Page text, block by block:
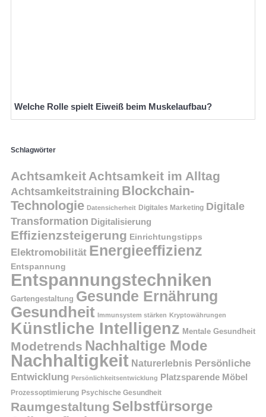
Welche Rolle spielt Eiweiß beim Muskelaufbau?
Schlagwörter
AchtsamkeitAchtsamkeit im Alltag
Achtsamkeitstraining Blockchain-
Technologie Datensicherheit Digitales Marketing Digitale
Transformation Digitalisierung
Effizienzsteigerung Einrichtungstipps
Elektromobilität Energieeffizienz
Entspannung
Entspannungstechniken
Gartengestaltung Gesunde Ernährung
Gesundheit Immunsystem stärken Kryptowährungen
Künstliche Intelligenz Mentale Gesundheit
Modetrends Nachhaltige Mode
Nachhaltigkeit Naturerlebnis Persönliche
Entwicklung Persönlichkeitsentwicklung Platzsparende Möbel
Prozessoptimierung Psychische Gesundheit
Raumgestaltung Selbstfürsorge